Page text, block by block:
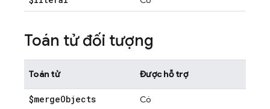
Toán tử đối tượng
Toán tử Được hỗ trợ
$mergeObjects Có